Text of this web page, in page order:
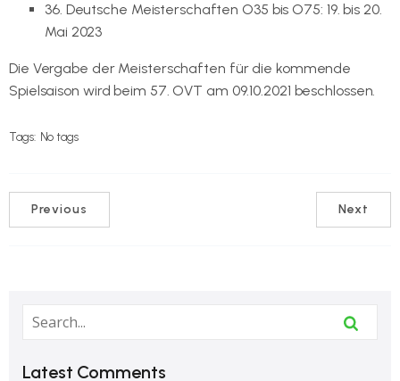
36. Deutsche Meisterschaften O35 bis O75: 19. bis 20.
Mai 2023
Die Vergabe der Meisterschaften für die kommende
Spielsaison wird beim 57. OVT am 09.10.2021 beschlossen.
Tags: No tags
Previous Next
Latest Comments